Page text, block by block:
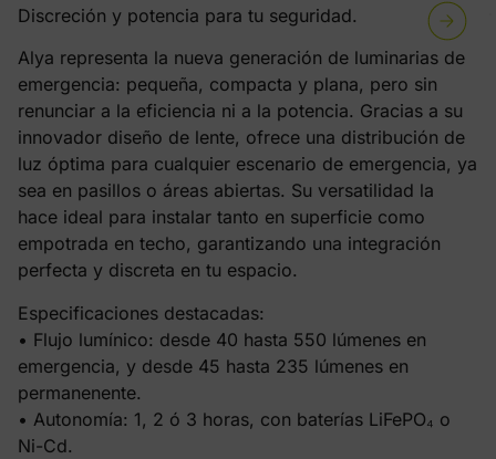
Discreción y potencia para tu seguridad.
Alya representa la nueva generación de luminarias de
emergencia: pequeña, compacta y plana, pero sin
renunciar a la eficiencia ni a la potencia. Gracias a su
innovador diseño de lente, ofrece una distribución de
luz óptima para cualquier escenario de emergencia, ya
sea en pasillos o áreas abiertas. Su versatilidad la
hace ideal para instalar tanto en superficie como
empotrada en techo, garantizando una integración
perfecta y discreta en tu espacio.
Especificaciones destacadas:
• Flujo lumínico: desde 40 hasta 550 lúmenes en
emergencia, y desde 45 hasta 235 lúmenes en
permanenente.
• Autonomía: 1, 2 ó 3 horas, con baterías LiFePO₄ o
Ni-Cd.